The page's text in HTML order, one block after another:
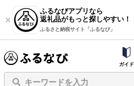
ふるなびアプリなら
返礼品がもっと探しやすい！
ふるさと納税サイト「ふるなび」
ガイド
キーワードを入力